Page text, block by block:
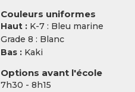
Couleurs uniformes
Haut :K-7 : Bleu marine
Grade 8 : Blanc
Bas :Kaki
Options avant l'école
7h30 - 8h15